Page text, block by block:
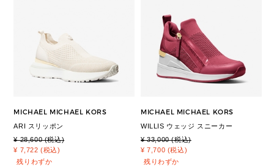
MICHAEL MICHAEL KORS
ARI スリッポン
¥ 28,600 (税込)
¥ 7,722 (税込)
残りわずか
MICHAEL MICHAEL KORS
WILLIS ウェッジ スニーカー
¥ 33,000 (税込)
¥ 7,700 (税込)
残りわずか